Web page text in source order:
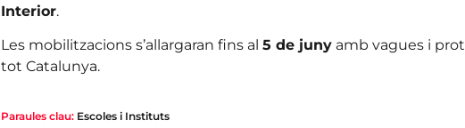
Interior.
Les mobilitzacions s’allargaran fins al 5 de junyamb vagues i
tot Catalunya.
Paraules clau: Escoles i Instituts